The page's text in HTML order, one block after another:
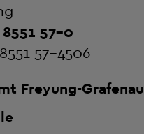
8551 57-0
57-4506
Freyung-Grafenau